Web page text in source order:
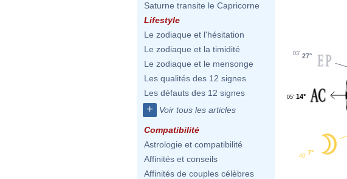
Saturne transite le Capricorne
Lifestyle
Le zodiaque et l'hésitation
Le zodiaque et la timidité
Le zodiaque et le mensonge
Les qualités des 12 signes
Les défauts des 12 signes
+ Voir tous les articles
Compatibilité
Astrologie et compatibilité
Affinités et conseils
Affinités de couples célèbres
27°
03'
14°
05'
7°
40'